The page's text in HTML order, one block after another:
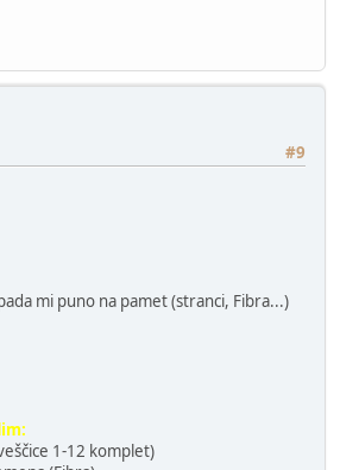
#9
mi puno na pamet (stranci, Fibra...)
1-12 komplet)